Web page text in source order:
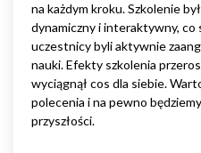
na każdym kroku. Szkolenie
dynamiczny i interaktywny, co
uczestnicy byli aktywnie
nauki. Efekty szkolenia
wyciągnął cos dla siebie.
polecenia i na pewno
przyszłości.